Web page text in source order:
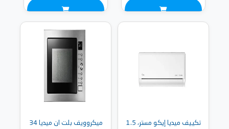
تكييف ميديا إيكو مستر، 1.5
ميكروويف بلت ان ميديا 34